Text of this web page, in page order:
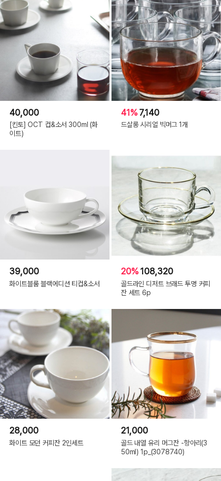
40,000
[킨토] OCT 컵&소서 300ml (화
이트)
41%7,140
드살롱 시리얼 빅머그 1개
39,000
화이트블룸 블랙에디션 티컵&소서
20%108,320
골드라인 디저트 브래드 투명 커피
잔 세트 6p
28,000
화이트 모던 커피잔 2인세트
21,000
골드 내열 유리 머그잔 -항아리(3
50ml) 1p_(3078740)